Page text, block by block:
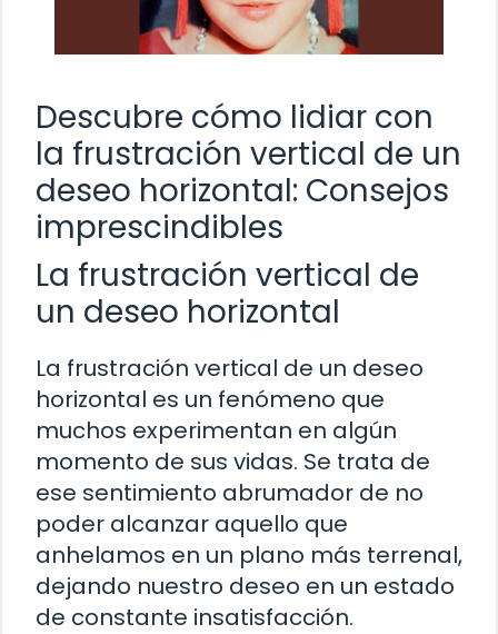
Descubre cómo lidiar con
la frustración vertical de un
deseo horizontal: Consejos
imprescindibles
La frustración vertical de
un deseo horizontal
La frustración vertical de un deseo
horizontal es un fenómeno que
muchos experimentan en algún
momento de sus vidas. Se trata de
ese sentimiento abrumador de no
poder alcanzar aquello que
anhelamos en un plano más terrenal,
dejando nuestro deseo en un estado
de constante insatisfacción.